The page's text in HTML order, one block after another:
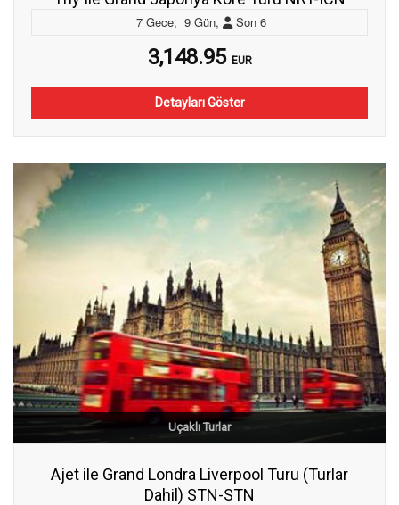
7 Gece, 9 Gün, Son 6
3,148.95 EUR
Detayları Göster
Uçaklı Turlar
Ajet ile Grand Londra Liverpool Turu (Turlar
Dahil) STN-STN